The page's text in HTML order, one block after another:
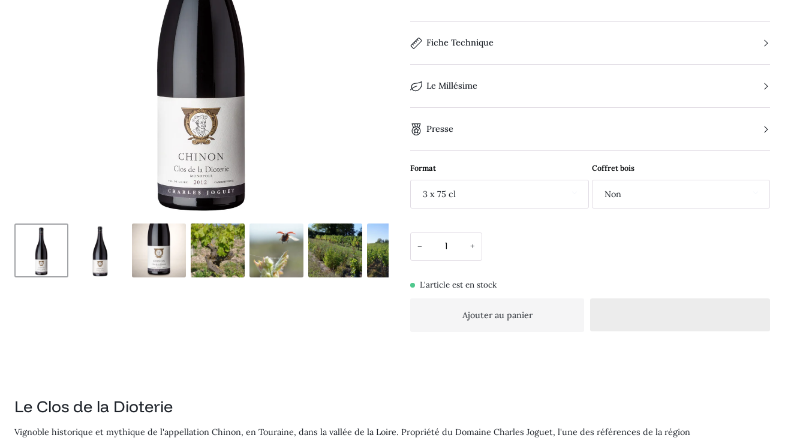
Fiche Technique
Le Millésime
Presse
Format
3 x 75 cl
Coffret bois
Non
− +
L'article est en stock
Ajouter au panier
Le Clos de la Dioterie
Vignoble historique et mythique de l'appellation Chinon, en Touraine, dans la vallée de la Loire. Propriété du Domaine Charles Joguet, l'une des références de la région